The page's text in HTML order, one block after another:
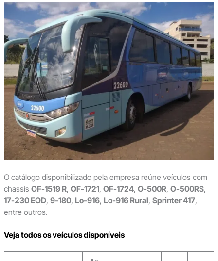
O catálogo disponibilizado pela empresa reúne veículos com
chassis OF-1519 R, OF-1721, OF-1724, O-500R, O-500RS,
17-230 EOD, 9-180, Lo-916, Lo-916 Rural, Sprinter 417,
entre outros.
Veja todos os veículos disponíveis